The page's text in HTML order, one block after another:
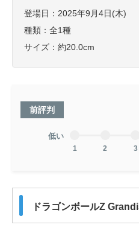
登場日：2025年9月4日(木)
種類：全1種
サイズ：約20.0cm
前評判
低い
1 2 3
ドラゴンボールZ